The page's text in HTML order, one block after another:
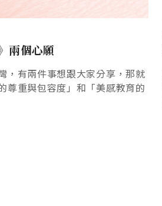
兩個心願
，有兩件事想跟大家分享，那就
尊重與包容度」和「美感教育的